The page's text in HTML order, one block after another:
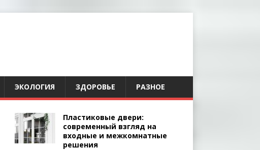
ЭКОЛОГИЯ ЗДОРОВЬЕ РАЗНОЕ
Пластиковые двери:
современный взгляд на
входные и межкомнатные
решения